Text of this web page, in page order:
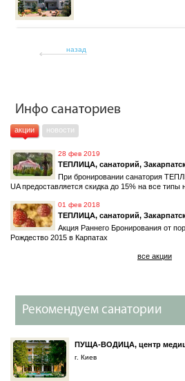
назад
Инфо санаториев
акции новости
28 фев 2019
ТЕПЛИЦА, санаторий,
При бронировании санатория
UA предоставляется скидка до 15% на все типы
01 фев 2018
ТЕПЛИЦА, санаторий,
Акция Раннего Бронирования от
Рождество 2015 в Карпатах
все акции
Рекомендуем санатории
ПУЩА-ВОДИЦА, центр
г. Киев